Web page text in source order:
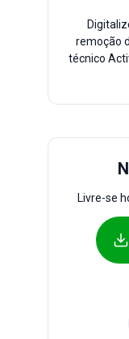
remoção
técnico
Livre-se